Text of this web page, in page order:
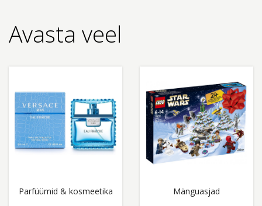
Avasta veel
Parfüümid & kosmeetika Mänguasjad